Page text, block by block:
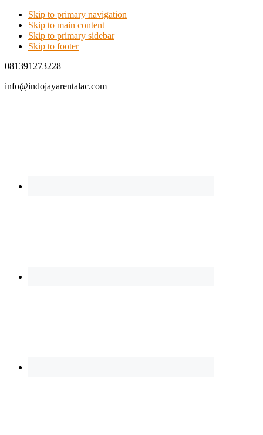
Skip to primary navigation
Skip to main content
Skip to primary sidebar
Skip to footer
081391273228
info@indojayarentalac.com